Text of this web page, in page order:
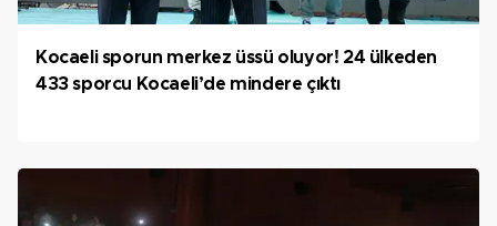
Kocaeli sporun merkez üssü oluyor! 24 ülkeden
433 sporcu Kocaeli’de mindere çıktı